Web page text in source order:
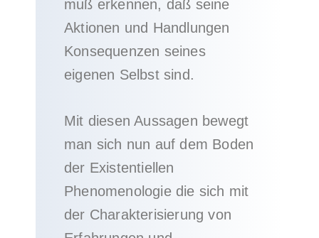
muß erkennen, daß seine
Aktionen und Handlungen
Konsequenzen seines
eigenen Selbst sind.
Mit diesen Aussagen bewegt
man sich nun auf dem Boden
der Existentiellen
Phenomenologie die sich mit
der Charakterisierung von